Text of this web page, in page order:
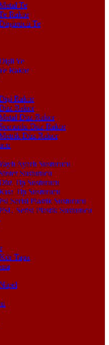
Te
Rakor
Te
Ye
Rakor
Rakor
Rakor
Düz Rakor
Düz Rakor
Düz Rakor
Ayarlı Susturucu
Susturucu
Tip Susturucu
Tip Susturucu
Serisi Plastik Susturucu
Serisi Plastik Susturucu
Tapa